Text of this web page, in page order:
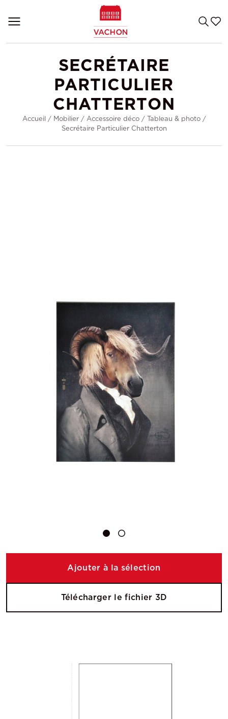
SECRÉTAIRE
PARTICULIER
CHATTERTON
Accueil / Mobilier/ Accessoire déco/ Tableau & photo/
Secrétaire Particulier Chatterton
Ajouter à la sélection
Télécharger le fichier 3D